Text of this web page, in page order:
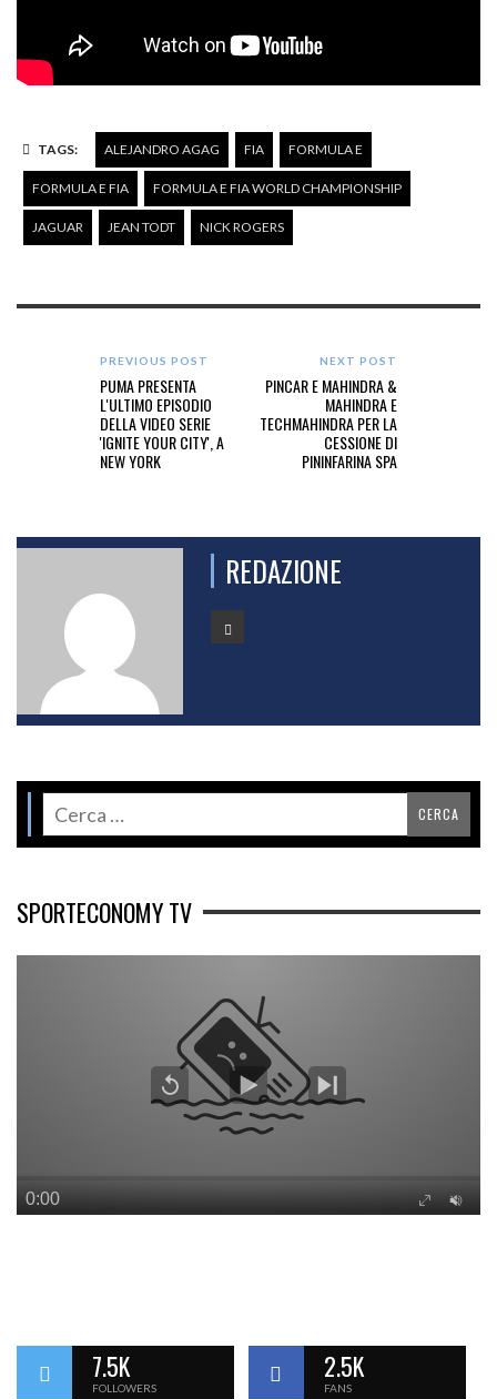
TAGS: ALEJANDRO AGAG FIA FORMULA E
FORMULA E FIA FORMULA E FIA WORLD CHAMPIONSHIP
JAGUAR JEAN TODT NICK ROGERS
PREVIOUS POST
PUMA PRESENTA
L'ULTIMO EPISODIO
DELLA VIDEO SERIE
'IGNITE YOUR CITY', A
NEW YORK
NEXT POST
PINCAR E MAHINDRA &
MAHINDRA E
TECHMAHINDRA PER LA
CESSIONE DI
PININFARINA SPA
REDAZIONE
SPORTECONOMY TV
7.5K
FOLLOWERS
2.5K
FANS